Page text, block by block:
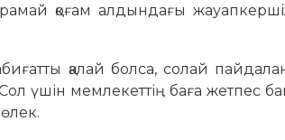
қоғам алдындағы
қалай болса, солай
Сол үшін мемлекеттің баға жетпес